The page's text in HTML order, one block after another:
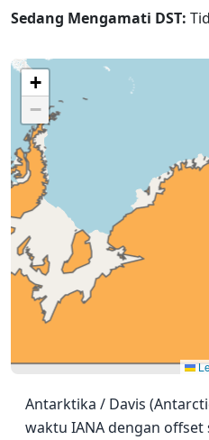
Sedang Mengamati DST:
+
−
Antarktika / Davis
waktu IANA dengan offset